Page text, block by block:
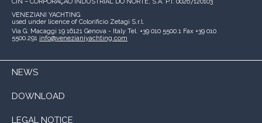
VENEZIANI YACHTING
used under licence of Colorificio Zetagi S.r.l.
Via G. Macaggi 19 16121 Genova - Italy Tel. +39 010 5500.1 Fax +39 010
5500.291 info@venezianiyachting.com
NEWS
DOWNLOAD
LEGAL NOTICE